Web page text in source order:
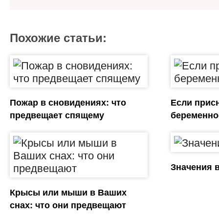
Похожие статьи:
Пожар в сновидениях: что
предвещает спящему
Если
Крысы или мыши в Ваших
снах: что они предвещают
Значения